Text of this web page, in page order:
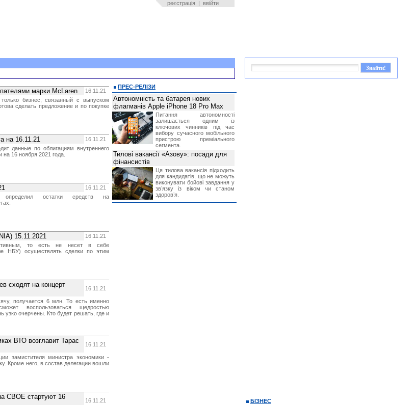
реєстрація | ввійти
марки McLaren
16.11.21
бизнес, связанный с выпуском
сделать предложение и по покупке
на 16.11.21
16.11.21
данные по облигациям внутреннего
16 ноября 2021 года.
16.11.21
остатки средств на
15.11.2021
16.11.21
то есть не несет в себе
НБУ) осуществлять сделки по этим
сходят на концерт
16.11.21
получается 6 млн. То есть именно
воспользоваться щедростью
узко очерчены. Кто будет решать, где и
ВТО возглавит Тарас
16.11.21
замистителя министра экономики -
Кроме него, в состав делегации вошли
CBOE стартуют 16
16.11.21
ПРЕС-РЕЛІЗИ
Автономність та батарея нових
флагманів Apple iPhone 18 Pro Max
Питання автономності
залишається одним із
ключових чинників під час
вибору сучасного мобільного
пристрою преміального
сегмента.
Тилові вакансії «Азову»: посади для
фінансистів
Ця тилова вакансія підходить
для кандидатів, що не можуть
виконувати бойові завдання у
звʼязку із віком чи станом
здоровʼя.
БІЗНЕС